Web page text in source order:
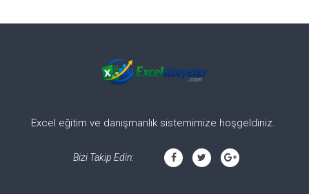
Excel eğitim ve danışmanlık sistemimize hoşgeldiniz.
Bizi Takip Edin: